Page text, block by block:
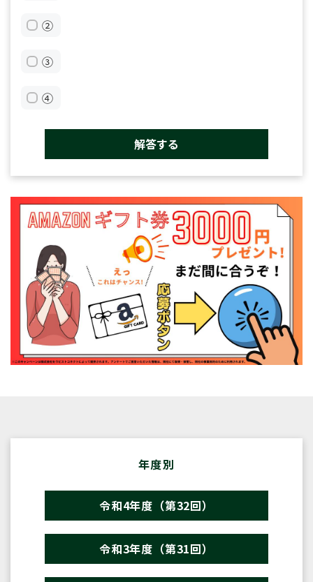
②
③
④
解答する
年度別
令和4年度（第32回）
令和3年度（第31回）